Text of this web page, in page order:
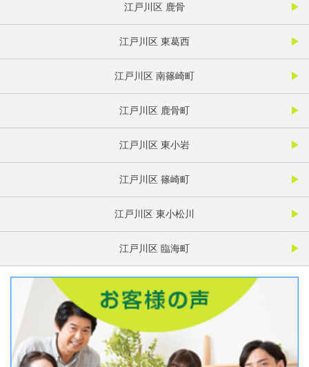
江戸川区 鹿骨
江戸川区 東葛西
江戸川区 南篠崎町
江戸川区 鹿骨町
江戸川区 東小岩
江戸川区 篠崎町
江戸川区 東小松川
江戸川区 臨海町